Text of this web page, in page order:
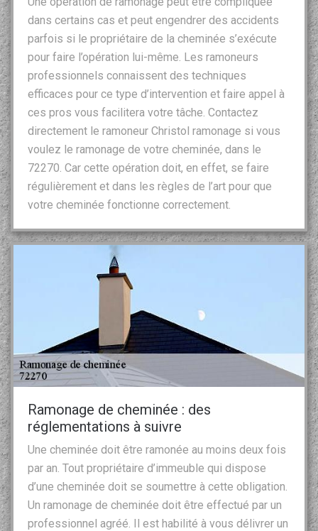
dans certains cas et peut engendrer des accidents
parfois si le propriétaire de la cheminée s’exécute
pour faire l’opération lui-même. Les ramoneurs
professionnels connaissent des techniques
efficaces pour ce type d’intervention et faire appel à
ces pros vous facilitera votre tâche. Contactez
directement le ramoneur Christol ramonage si vous
voulez le ramonage de votre cheminée, dans le
72270. Car cette opération doit, en effet, se faire
régulièrement et dans les règles de l’art pour que
votre cheminée fonctionne correctement.
Ramonage de cheminée : des
réglementations à suivre
Une cheminée doit être ramonée au moins deux fois
par an. Tout propriétaire d’immeuble qui dispose
d’une cheminée doit se soumettre à cette obligation.
Un ramonage de cheminée doit être effectué par un
professionnel agréé. Il est habilité à vous délivrer un